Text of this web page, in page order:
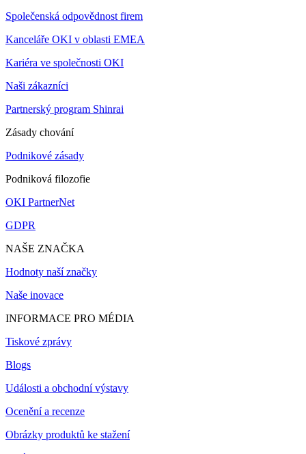
Společenská odpovědnost firem
Kanceláře OKI v oblasti EMEA
Kariéra ve společnosti OKI
Naši zákazníci
Partnerský program Shinrai
Zásady chování
Podnikové zásady
Podniková filozofie
OKI PartnerNet
GDPR
NAŠE ZNAČKA
Hodnoty naší značky
Naše inovace
INFORMACE PRO MÉDIA
Tiskové zprávy
Blogs
Události a obchodní výstavy
Ocenění a recenze
Obrázky produktů ke stažení